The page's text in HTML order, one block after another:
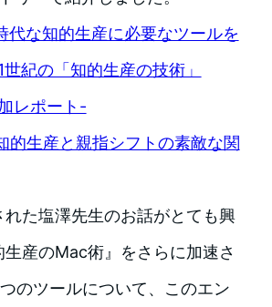
代な知的生産に必要なツールを
紀の「知的生産の技術」
レポート-
的生産と親指シフトの素敵な関
た塩澤先生のお話がとても興
産のMac術』をさらに加速さ
のツールについて、このエン